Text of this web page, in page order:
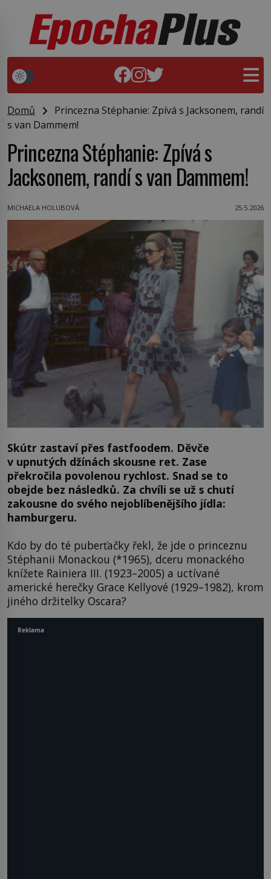
Domů
Princezna Stéphanie: Zpívá s Jacksonem, randí
s van Dammem!
Princezna Stéphanie: Zpívá s
Jacksonem, randí s van Dammem!
MICHAELA HOLUBOVÁ 25.5.2026
Skútr zastaví přes fastfoodem. Děvče
v upnutých džínách skousne ret. Zase
překročila povolenou rychlost. Snad se to
obejde bez následků. Za chvíli se už s chutí
zakousne do svého nejoblíbenějšího jídla:
hamburgeru.
Kdo by do té puberťačky řekl, že jde o princeznu
Stéphanii Monackou (*1965), dceru monackého
knížete Rainiera III. (1923–2005) a uctívané
americké herečky Grace Kellyové (1929–1982), krom
jiného držitelky Oscara?
Reklama